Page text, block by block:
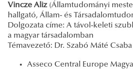
Vincze Aliz (Államtudományi
hallgató, Állam- és
Dolgozata címe: A távol-keleti
a magyar társadalomban
Témavezető: Dr. Szabó Máté
Asseco Central Europe